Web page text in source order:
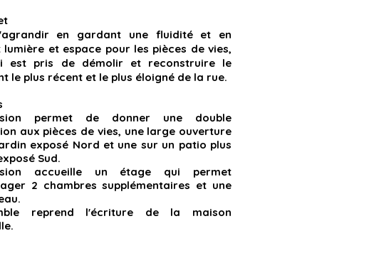
en gardant une fluidité et en
et espace pour les pièces de vies,
est pris de démolir et reconstruire le
le plus récent et le plus éloigné de la rue.
permet de donner une double
aux pièces de vies, une large ouverture
exposé Nord et une sur un patio plus
Sud.
accueille un étage qui permet
2 chambres supplémentaires et une
.
reprend l'écriture de la maison